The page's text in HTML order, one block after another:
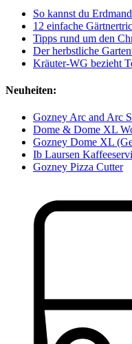
So kannst du
12 einfache
Tipps rund um den
Der herbstliche
Kräuter-WG bezieht
Neuheiten:
Gozney Arc and Arc
Dome & Dome XL
Gozney Dome XL
Ib Laursen
Gozney Pizza Cutter